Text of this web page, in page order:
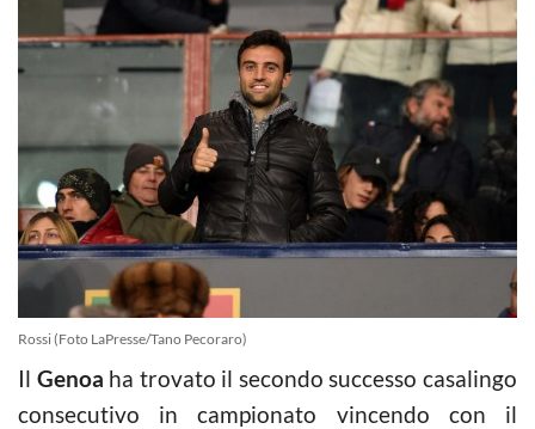
Rossi (Foto LaPresse/Tano Pecoraro)
Il Genoa ha trovato il secondo successo casalingo
consecutivo in campionato vincendo con il